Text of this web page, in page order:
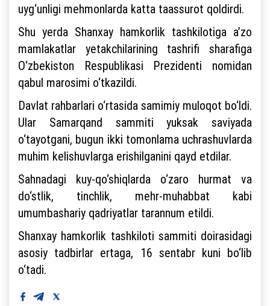
uyg‘unligi mehmonlarda katta taassurot qoldirdi.
Shu yerda Shanxay hamkorlik tashkilotiga a’zo
mamlakatlar yetakchilarining tashrifi sharafiga
O‘zbekiston Respublikasi Prezidenti nomidan
qabul marosimi o‘tkazildi.
Davlat rahbarlari o‘rtasida samimiy muloqot bo‘ldi.
Ular Samarqand sammiti yuksak saviyada
o‘tayotgani, bugun ikki tomonlama uchrashuvlarda
muhim kelishuvlarga erishilganini qayd etdilar.
Sahnadagi kuy-qo‘shiqlarda o‘zaro hurmat va
do‘stlik, tinchlik, mehr-muhabbat kabi
umumbashariy qadriyatlar tarannum etildi.
Shanxay hamkorlik tashkiloti sammiti doirasidagi
asosiy tadbirlar ertaga, 16 sentabr kuni bo‘lib
o‘tadi.